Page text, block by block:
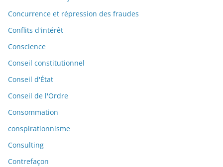
Concurrence et répression des fraudes
Conflits d'intérêt
Conscience
Conseil constitutionnel
Conseil d'État
Conseil de l'Ordre
Consommation
conspirationnisme
Consulting
Contrefaçon